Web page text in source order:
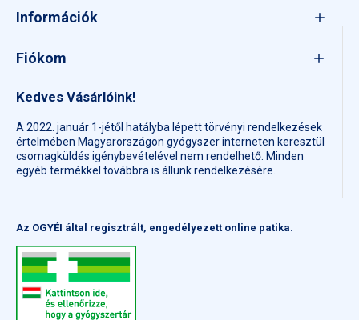
Információk
Fiókom
Kedves Vásárlóink!
A 2022. január 1-jétől hatályba lépett törvényi rendelkezések
értelmében Magyarországon gyógyszer interneten keresztül
csomagküldés igénybevételével nem rendelhető. Minden
egyéb termékkel továbbra is állunk rendelkezésére.
Az OGYÉI által regisztrált, engedélyezett online patika.